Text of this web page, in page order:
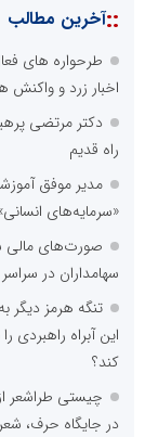
::آخرین مطالب
طرحواره های
اخبار زرد و واکنش
دکتر مرتضی
راه قدیم
مدیر موفق
«سرمایه‌های
سهامداران در
تنگه هرمز دیگر
این آبراه
کند؟
چیستی طراشعر
در جایگاه حرف،